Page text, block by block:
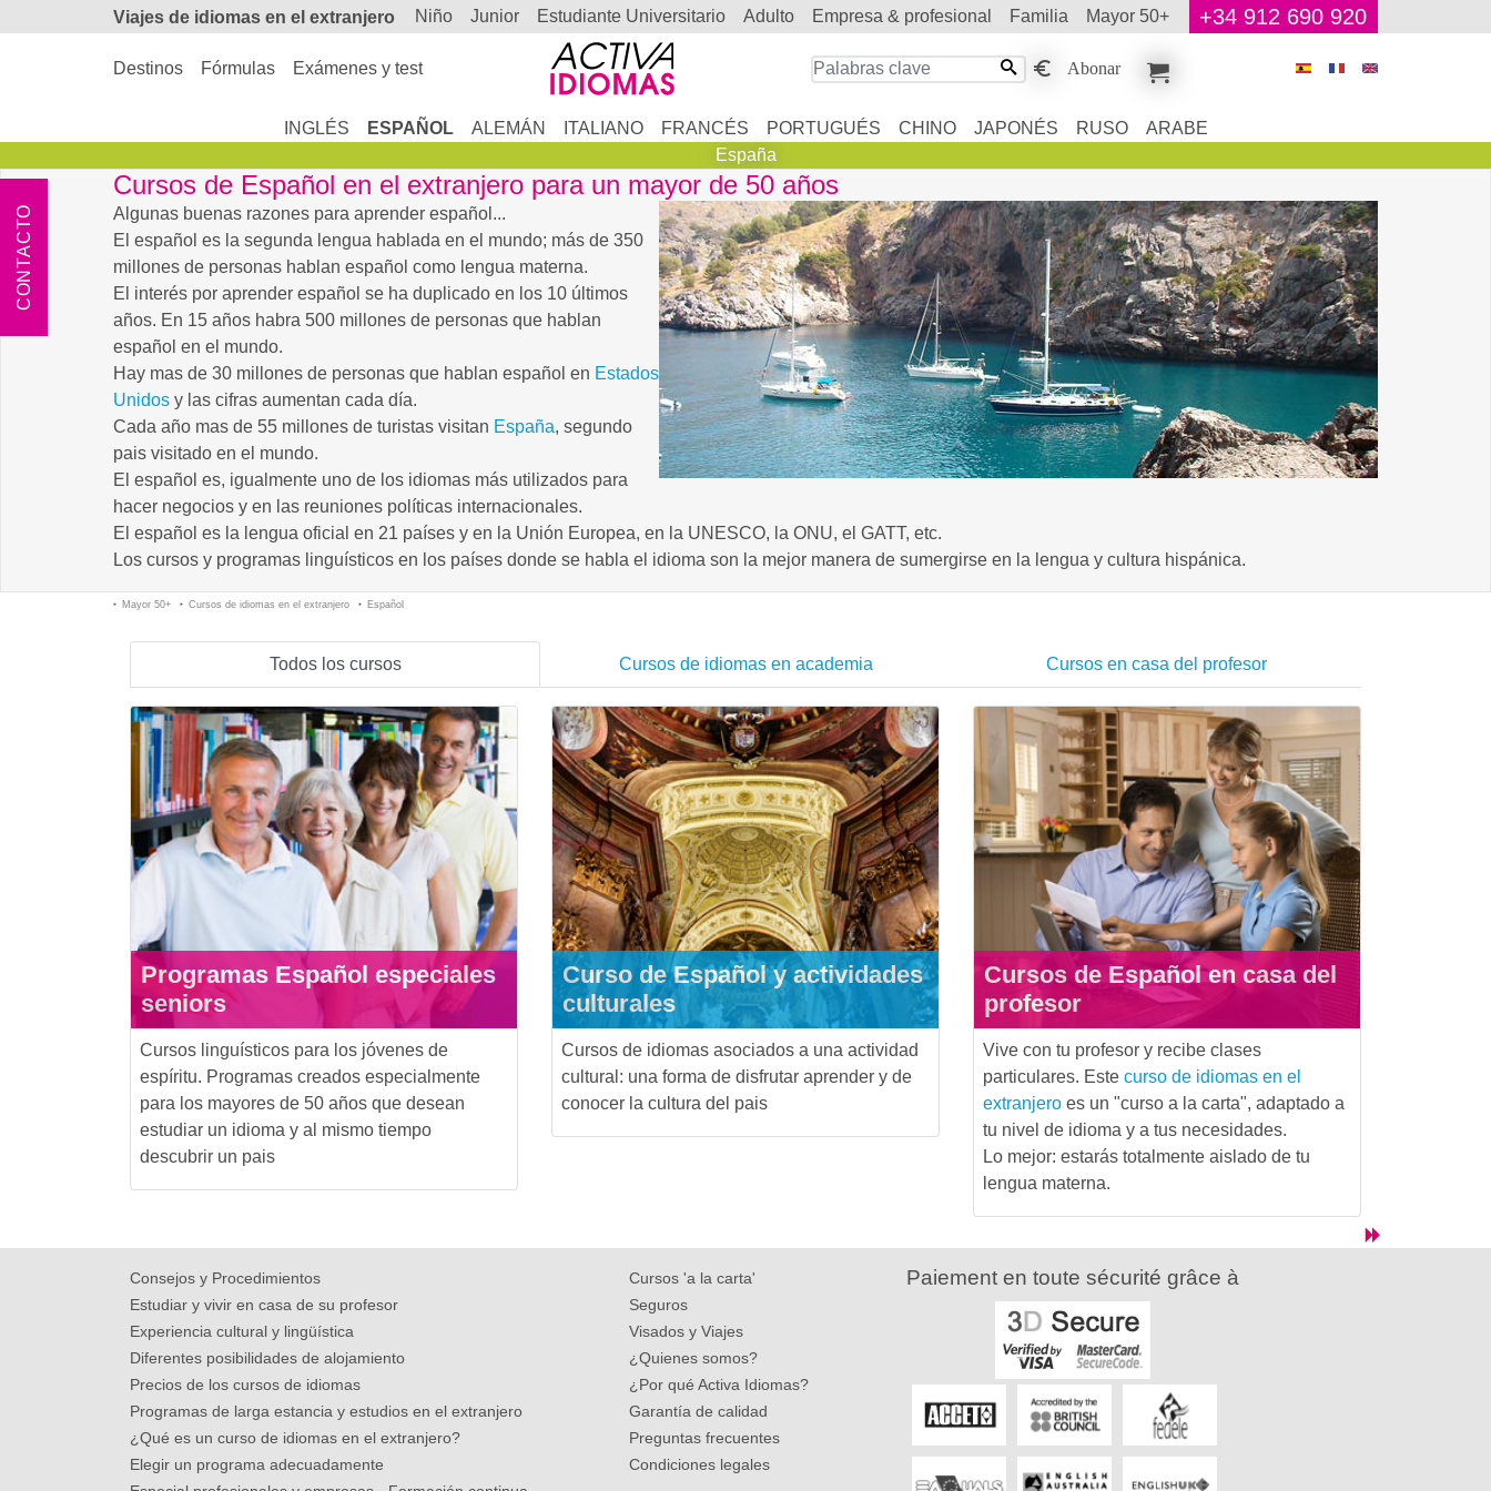
Viajes de idiomas en el extranjero niño junior estudiante Universitario adulto empresa & profesional familia mayor 50+ +34 912 690 920
Destinos Fórmulas Exámenes y test Abonar
INGLÉS ESPAÑOL ALEMÁN ITALIANO FRANCÉS PORTUGUÉS CHINO JAPONÉS RUSO
ARABE
España
Cursos de Español en el extranjero para un mayor de 50 años
Algunas buenas razones para aprender español...
El español es la segunda lengua hablada en el mundo; más de 350
millones de personas hablan español como lengua materna.
El interés por aprender español se ha duplicado en los 10 últimos
años. En 15 años habra 500 millones de personas que hablan
español en el mundo.
Hay mas de 30 millones de personas que hablan español en Estados
Unidos y las cifras aumentan cada día.
Cada año mas de 55 millones de turistas visitan España, segundo
pais visitado en el mundo.
El español es, igualmente uno de los idiomas más utilizados para
hacer negocios y en las reuniones políticas internacionales.
El español es la lengua oficial en 21 países y en la Unión Europea, en la UNESCO, la ONU, el GATT, etc.
Los cursos y programas linguísticos en los países donde se habla el idioma son la mejor manera de sumergirse en la lengua y cultura hispánica.
Mayor 50+ Cursos de idiomas en el extranjero Español
Todos los cursos Cursos de idiomas en academia Cursos en casa del profesor
Programas Español especiales
seniors
Cursos linguísticos para los jóvenes de
espíritu. Programas creados especialmente
para los mayores de 50 años que desean
estudiar un idioma y al mismo tiempo
descubrir un pais
Curso de Español y actividades
culturales
Cursos de idiomas asociados a una actividad
cultural: una forma de disfrutar aprender y de
conocer la cultura del pais
Cursos de Español en casa del
profesor
Vive con tu profesor y recibe clases
particulares. Este curso de idiomas en el
extranjeroes un "curso a la carta", adaptado a
tu nivel de idioma y a tus necesidades.
Lo mejor: estarás totalmente aislado de tu
lengua materna.
CONTACTO
Consejos y Procedimientos
Estudiar y vivir en casa de su profesor
Experiencia cultural y lingüística
Diferentes posibilidades de alojamiento
Precios de los cursos de idiomas
Programas de larga estancia y estudios en el extranjero
¿Qué es un curso de idiomas en el extranjero?
Elegir un programa adecuadamente
Cursos 'a la carta'
Seguros
Visados y Viajes
¿Quienes somos?
¿Por qué Activa Idiomas?
Garantía de calidad
Preguntas frecuentes
Condiciones legales
Paiement en toute sécurité grâce à